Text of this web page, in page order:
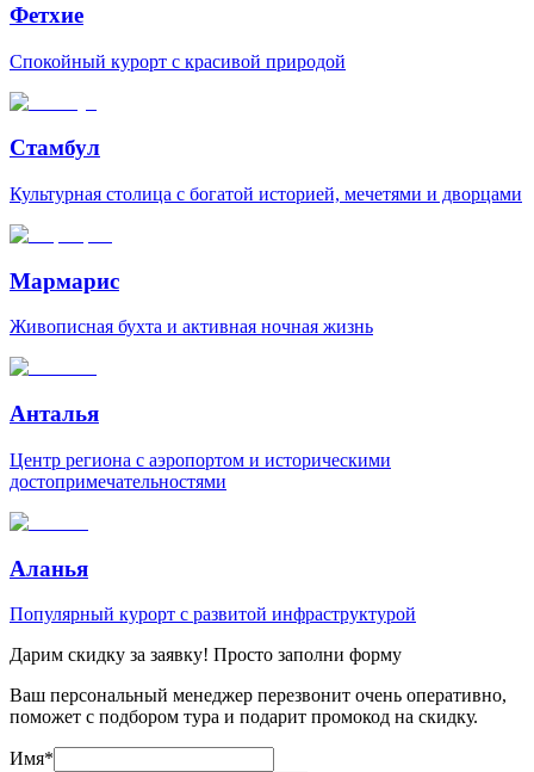
Фетхие
Спокойный курорт с красивой природой
Стамбул
Культурная столица с богатой историей, мечетями и дворцами
Мармарис
Живописная бухта и активная ночная жизнь
Анталья
Центр региона с аэропортом и историческими
достопримечательностями
Аланья
Популярный курорт с развитой инфраструктурой
Дарим скидку за заявку! Просто заполни форму
Ваш персональный менеджер перезвонит очень оперативно,
поможет с подбором тура и подарит промокод на скидку.
Имя*